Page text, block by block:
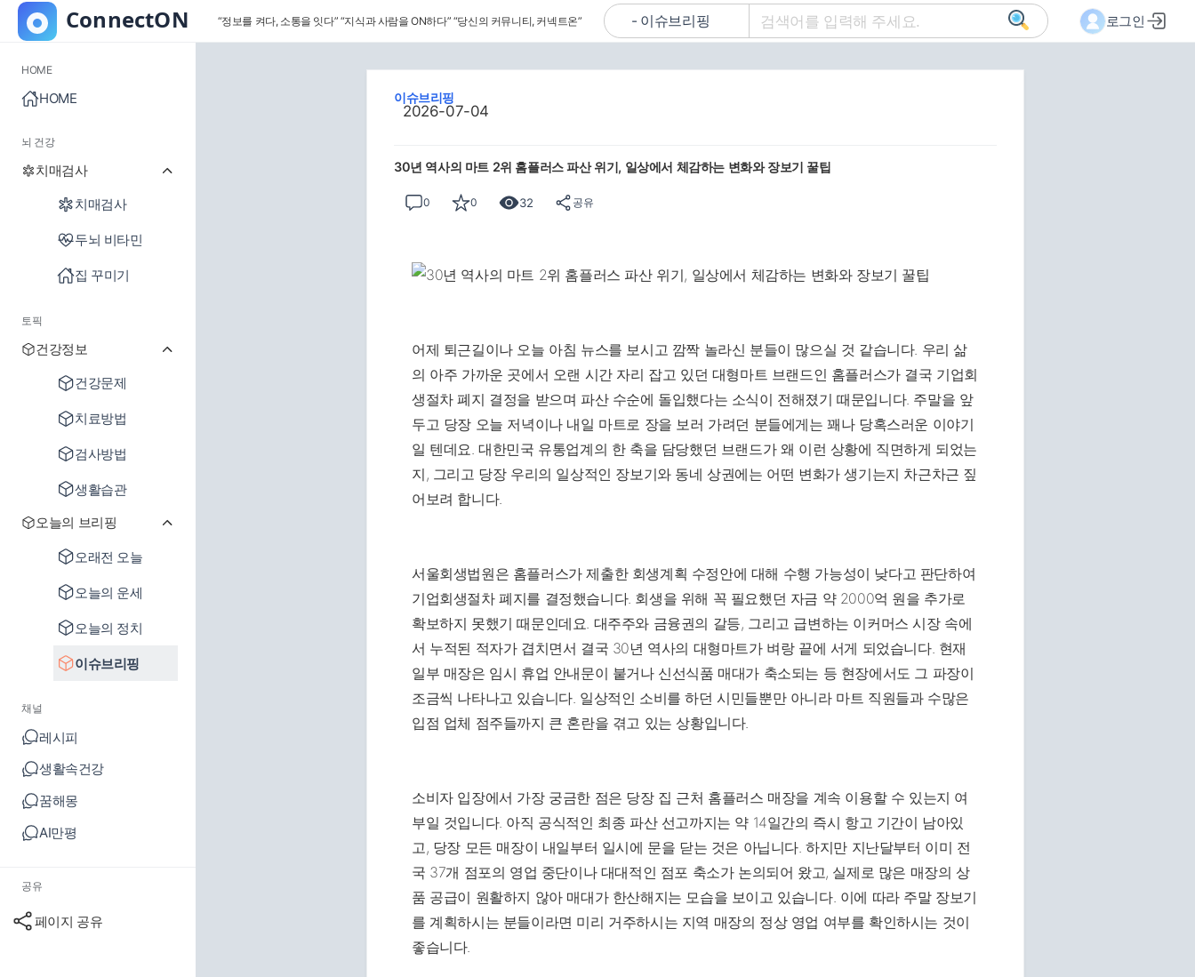
“정보를 켜다, 소통을 잇다” “지식과 사람을 ON하다” “당신의 커뮤니티, 커넥트온” 로그인
HOME
HOME
뇌 건강
치매검사
치매검사
두뇌 비타민
집 꾸미기
토픽
건강정보
건강문제
치료방법
검사방법
생활습관
오늘의 브리핑
오래전 오늘
오늘의 운세
오늘의 정치
이슈브리핑
채널
레시피
생활속건강
꿈해몽
AI만평
공유
페이지 공유
이슈브리핑
2026-07-04
30년 역사의 마트 2위 홈플러스 파산 위기, 일상에서 체감하는 변화와 장보기 꿀팁
0 0 32 공유
어제 퇴근길이나 오늘 아침 뉴스를 보시고 깜짝 놀라신 분들이 많으실 것 같습니다. 우리 삶
의 아주 가까운 곳에서 오랜 시간 자리 잡고 있던 대형마트 브랜드인 홈플러스가 결국 기업회
생절차 폐지 결정을 받으며 파산 수순에 돌입했다는 소식이 전해졌기 때문입니다. 주말을 앞
두고 당장 오늘 저녁이나 내일 마트로 장을 보러 가려던 분들에게는 꽤나 당혹스러운 이야기
일 텐데요. 대한민국 유통업계의 한 축을 담당했던 브랜드가 왜 이런 상황에 직면하게 되었는
지, 그리고 당장 우리의 일상적인 장보기와 동네 상권에는 어떤 변화가 생기는지 차근차근 짚
어보려 합니다.
서울회생법원은 홈플러스가 제출한 회생계획 수정안에 대해 수행 가능성이 낮다고 판단하여
기업회생절차 폐지를 결정했습니다. 회생을 위해 꼭 필요했던 자금 약 2000억 원을 추가로
확보하지 못했기 때문인데요. 대주주와 금융권의 갈등, 그리고 급변하는 이커머스 시장 속에
서 누적된 적자가 겹치면서 결국 30년 역사의 대형마트가 벼랑 끝에 서게 되었습니다. 현재
일부 매장은 임시 휴업 안내문이 붙거나 신선식품 매대가 축소되는 등 현장에서도 그 파장이
조금씩 나타나고 있습니다. 일상적인 소비를 하던 시민들뿐만 아니라 마트 직원들과 수많은
입점 업체 점주들까지 큰 혼란을 겪고 있는 상황입니다.
소비자 입장에서 가장 궁금한 점은 당장 집 근처 홈플러스 매장을 계속 이용할 수 있는지 여
부일 것입니다. 아직 공식적인 최종 파산 선고까지는 약 14일간의 즉시 항고 기간이 남아있
고, 당장 모든 매장이 내일부터 일시에 문을 닫는 것은 아닙니다. 하지만 지난달부터 이미 전
국 37개 점포의 영업 중단이나 대대적인 점포 축소가 논의되어 왔고, 실제로 많은 매장의 상
품 공급이 원활하지 않아 매대가 한산해지는 모습을 보이고 있습니다. 이에 따라 주말 장보기
를 계획하시는 분들이라면 미리 거주하시는 지역 매장의 정상 영업 여부를 확인하시는 것이
좋습니다.